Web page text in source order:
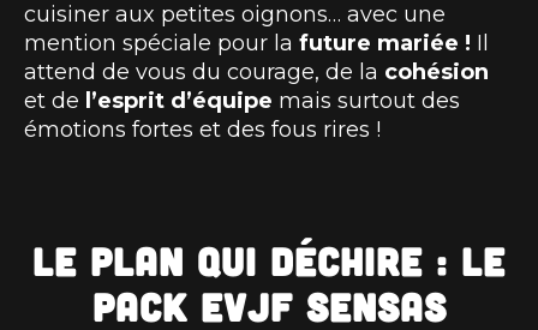
cuisiner aux petites oignons… avec une
mention spéciale pour la future mariée ! Il
attend de vous du courage, de la cohésion
et de l’esprit d’équipe mais surtout des
émotions fortes et des fous rires !
Le plan qui déchire : le
pack EVJF SENSAS